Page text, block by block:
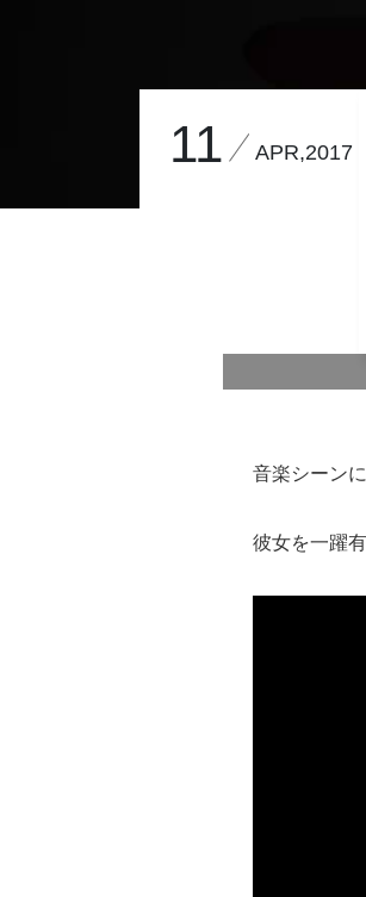
11 APR,2017
音楽シーン
彼女を一躍